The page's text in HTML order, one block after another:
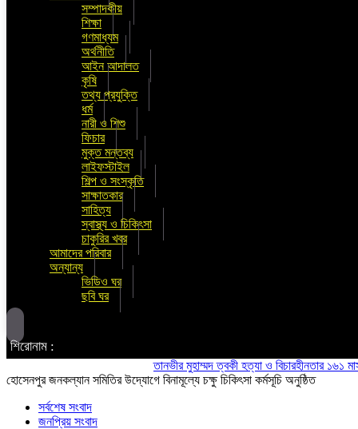
সম্পাদকীয়
শিক্ষা
গণমাধ্যম
অর্থনীতি
আইন আদালত
কৃষি
তথ্য প্রযুক্তি
ধর্ম
নারী ও শিশু
ফিচার
মুক্ত মন্তব্য
লাইফস্টাইল
শিল্প ও সংস্কৃতি
সাক্ষাতকার
সাহিত্য
স্বাস্থ্য ও চিকিৎসা
চাকুরির খবর
আমাদের পরিবার
অন্যান্য
ভিডিও ঘর
ছবি ঘর
শিরোনাম :
তানভীর মুহাম্মদ ত্বকী হত্যা ও বিচারহীনতার ১৬১ মাস
হোসেনপুর জনকল্যান সমিতির উদ্যোগে বিনামূল্যে চক্ষু চিকিৎসা কর্মসূচি অনুষ্ঠিত
সর্বশেষ সংবাদ
জনপ্রিয় সংবাদ